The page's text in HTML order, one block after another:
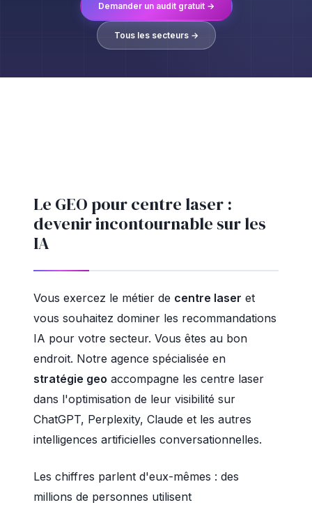
Demander un audit gratuit →
Tous les secteurs →
Le GEO pour centre laser :
devenir incontournable sur les
IA
Vous exercez le métier de centre laser et
vous souhaitez dominer les recommandations
IA pour votre secteur. Vous êtes au bon
endroit. Notre agence spécialisée en
stratégie geo accompagne les centre laser
dans l'optimisation de leur visibilité sur
ChatGPT, Perplexity, Claude et les autres
intelligences artificielles conversationnelles.
Les chiffres parlent d'eux-mêmes : des
millions de personnes utilisent